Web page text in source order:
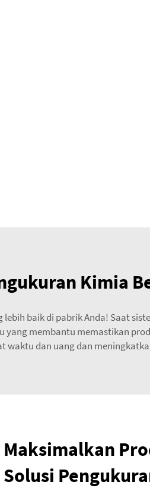
Kimia
baik di pabrik Anda! Saat
membantu memastikan
dan uang dan
Maksimalkan
Solusi